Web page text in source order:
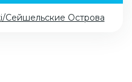
Сейшельские Острова